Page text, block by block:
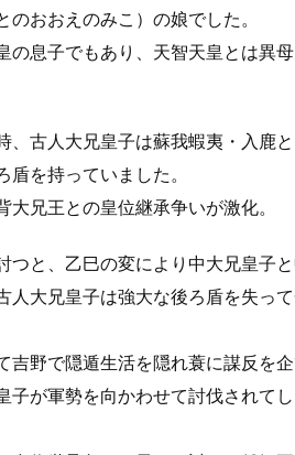
おおえのみこ）の娘でした。
の息子でもあり、天智天皇とは異
、古人大兄皇子は蘇我蝦夷・入鹿
を持っていました。
大兄王との皇位継承争いが激化。
つと、乙巳の変により中大兄皇子
人大兄皇子は強大な後ろ盾を失っ
吉野で隠遁生活を隠れ蓑に謀反を
子が軍勢を向かわせて討伐されてし